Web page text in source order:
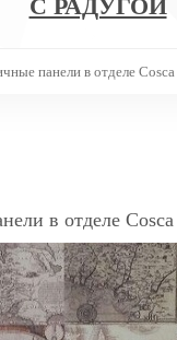
С РАДУГОЙ
панели в отделе Cosca
в отделе Cosca